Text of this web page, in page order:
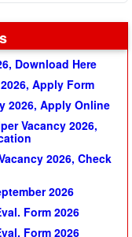
Download Here
Apply Form
2026, Apply Online
Vacancy 2026,
2026, Check
2026
Form 2026
Form 2026